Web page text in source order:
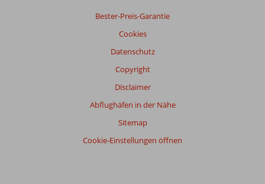
Bester-Preis-Garantie
Cookies
Datenschutz
Copyright
Disclaimer
Abflughäfen in der Nähe
Sitemap
Cookie-Einstellungen öffnen